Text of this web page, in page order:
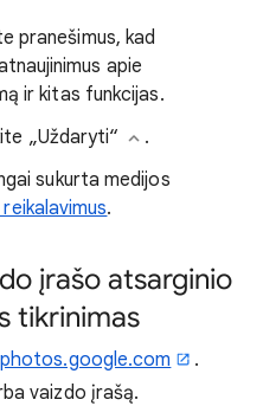
pranešimus, kad
apie
ir kitas funkcijas.
„Uždaryti“
.
sukurta medijos
.
įrašo atsarginio
tikrinimas
photos.google.com
.
vaizdo įrašą.